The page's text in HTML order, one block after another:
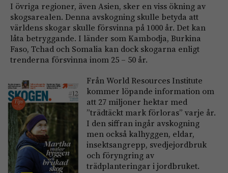
I övriga regioner, även Asien, sker en viss ökning av
skogsarealen. Denna avskogning skulle betyda att
världens skogar skulle försvinna på 1000 år. Det kan
låta betryggande. I länder som Kambodja, Burkina
Faso, Tchad och Somalia kan dock skogarna enligt
trenderna försvinna inom 25 – 50 år.
Från World Resources Institute
kommer löpande information om
att 27 miljoner hektar med
”trädtäckt mark förloras” varje år.
I den siffran ingår avskogning
men också kalhyggen, eldar,
insektsangrepp, svedjejordbruk
och föryngring av
trädplanteringar i jordbruket.